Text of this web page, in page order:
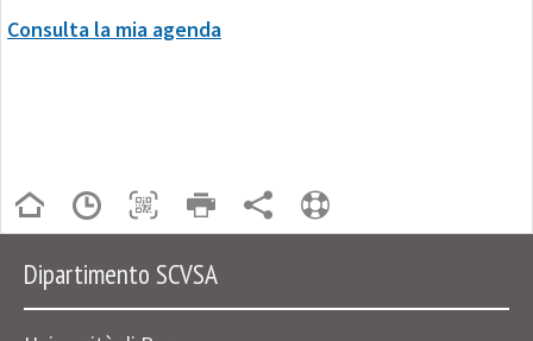
Consulta la mia agenda
Dipartimento SCVSA